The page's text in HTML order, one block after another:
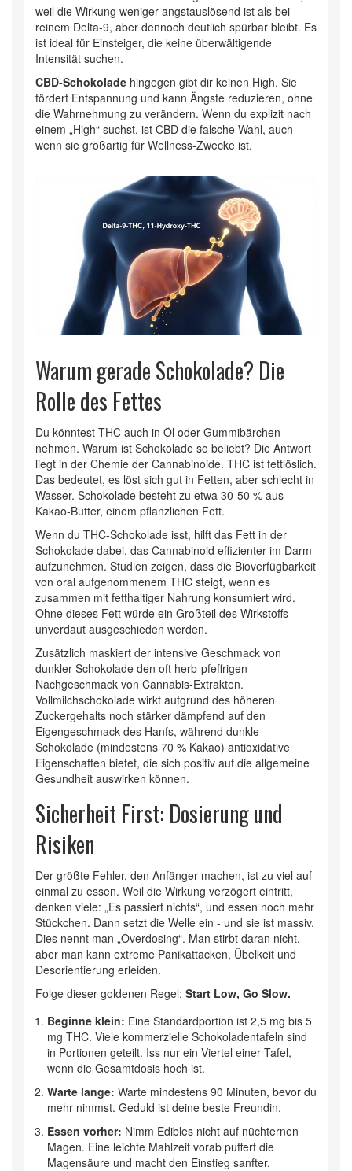
weil die Wirkung weniger angstauslösend ist als bei
reinem Delta-9, aber dennoch deutlich spürbar bleibt. Es
ist ideal für Einsteiger, die keine überwältigende
Intensität suchen.
CBD-Schokolade hingegen gibt dir keinen High. Sie
fördert Entspannung und kann Ängste reduzieren, ohne
die Wahrnehmung zu verändern. Wenn du explizit nach
einem „High“ suchst, ist CBD die falsche Wahl, auch
wenn sie großartig für Wellness-Zwecke ist.
Warum gerade Schokolade? Die
Rolle des Fettes
Du könntest THC auch in Öl oder Gummibärchen
nehmen. Warum ist Schokolade so beliebt? Die Antwort
liegt in der Chemie der Cannabinoide. THC ist fettlöslich.
Das bedeutet, es löst sich gut in Fetten, aber schlecht in
Wasser. Schokolade besteht zu etwa 30-50 % aus
Kakao-Butter, einem pflanzlichen Fett.
Wenn du THC-Schokolade isst, hilft das Fett in der
Schokolade dabei, das Cannabinoid effizienter im Darm
aufzunehmen. Studien zeigen, dass die Bioverfügbarkeit
von oral aufgenommenem THC steigt, wenn es
zusammen mit fetthaltiger Nahrung konsumiert wird.
Ohne dieses Fett würde ein Großteil des Wirkstoffs
unverdaut ausgeschieden werden.
Zusätzlich maskiert der intensive Geschmack von
dunkler Schokolade den oft herb-pfeffrigen
Nachgeschmack von Cannabis-Extrakten.
Vollmilchschokolade wirkt aufgrund des höheren
Zuckergehalts noch stärker dämpfend auf den
Eigengeschmack des Hanfs, während dunkle
Schokolade (mindestens 70 % Kakao) antioxidative
Eigenschaften bietet, die sich positiv auf die allgemeine
Gesundheit auswirken können.
Sicherheit First: Dosierung und
Risiken
Der größte Fehler, den Anfänger machen, ist zu viel auf
einmal zu essen. Weil die Wirkung verzögert eintritt,
denken viele: „Es passiert nichts“, und essen noch mehr
Stückchen. Dann setzt die Welle ein - und sie ist massiv.
Dies nennt man „Overdosing“. Man stirbt daran nicht,
aber man kann extreme Panikattacken, Übelkeit und
Desorientierung erleiden.
Folge dieser goldenen Regel: Start Low, Go Slow.
Beginne klein: Eine Standardportion ist 2,5 mg bis 5
mg THC. Viele kommerzielle Schokoladentafeln sind
in Portionen geteilt. Iss nur ein Viertel einer Tafel,
wenn die Gesamtdosis hoch ist.
Warte lange: Warte mindestens 90 Minuten, bevor du
mehr nimmst. Geduld ist deine beste Freundin.
Essen vorher: Nimm Edibles nicht auf nüchternen
Magen. Eine leichte Mahlzeit vorab puffert die
Magensäure und macht den Einstieg sanfter.